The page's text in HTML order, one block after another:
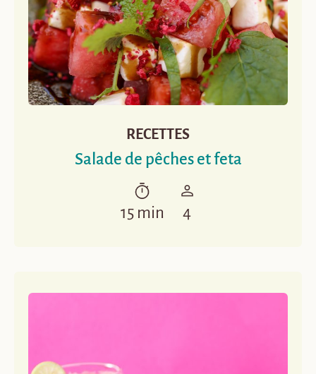
RECETTES
Salade de pêches et feta
15 min 4